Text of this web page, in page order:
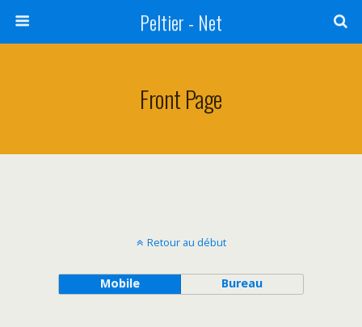
Peltier - Net
Front Page
Retour au début
Mobile Bureau